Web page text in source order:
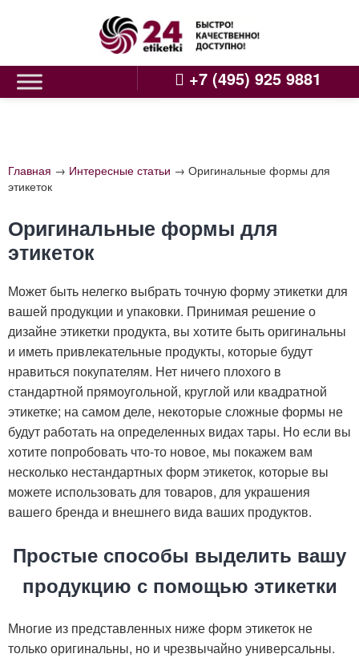
+7 (495) 925 9881
Главная → Интересные статьи → Оригинальные формы для
этикеток
Оригинальные формы для
этикеток
Может быть нелегко выбрать точную форму этикетки для
вашей продукции и упаковки. Принимая решение о
дизайне этикетки продукта, вы хотите быть оригинальны
и иметь привлекательные продукты, которые будут
нравиться покупателям. Нет ничего плохого в
стандартной прямоугольной, круглой или квадратной
этикетке; на самом деле, некоторые сложные формы не
будут работать на определенных видах тары. Но если вы
хотите попробовать что-то новое, мы покажем вам
несколько нестандартных форм этикеток, которые вы
можете использовать для товаров, для украшения
вашего бренда и внешнего вида ваших продуктов.
Простые способы выделить вашу
продукцию с помощью этикетки
Многие из представленных ниже форм этикеток не
только оригинальны, но и чрезвычайно универсальны.